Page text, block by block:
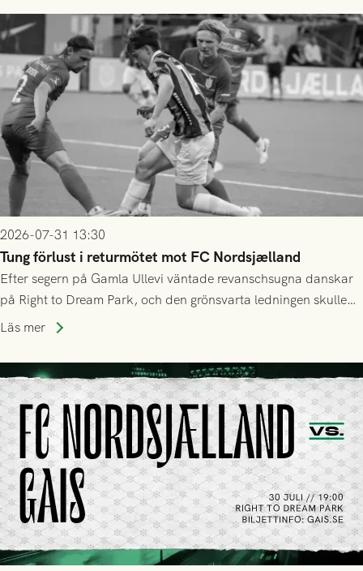
2026-07-31 13:30
Tung förlust i returmötet mot FC Nordsjælland
Efter segern på Gamla Ullevi väntade revanschsugna danskar
på Right to Dream Park, och den grönsvarta ledningen skulle
upphöra efter mindre än kvarten spelad. På lika mark visade
tennissiffror och det grönsvarta europaäventyret tog slut.
Läs mer